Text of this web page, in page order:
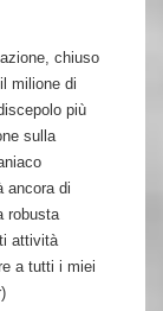
chiuso
milione di
più
sulla
ancora di
robusta
attività
a tutti i miei